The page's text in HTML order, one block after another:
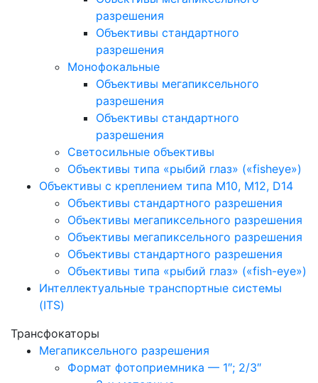
разрешения
Объективы стандартного
разрешения
Монофокальные
Объективы мегапиксельного
разрешения
Объективы стандартного
разрешения
Светосильные объективы
Объективы типа «рыбий глаз» («fisheye»)
Объективы с креплением типа M10, M12, D14
Объективы стандартного разрешения
Объективы мегапиксельного разрешения
Объективы мегапиксельного разрешения
Объективы стандартного разрешения
Объективы типа «рыбий глаз» («fish-eye»)
Интеллектуальные транспортные системы
(ITS)
Трансфокаторы
Мегапиксельного разрешения
Формат фотоприемника — 1″; 2/3″